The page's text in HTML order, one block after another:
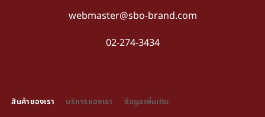
webmaster@sbo-brand.com
02-274-3434
สินค้าของเรา บริการของเรา ข้อมูลเพิ่มเติม